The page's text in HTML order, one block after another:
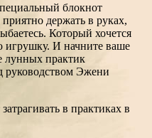
блокнот
держать в руках,
Который хочется
игрушку. И начните ваше
лунных практик
руководством Эжени
в практиках в